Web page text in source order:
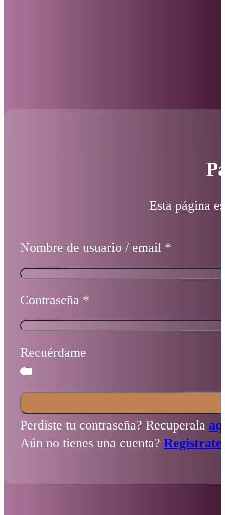
Esta página
Nombre de usuario / email *
Contraseña *
Recuérdame
Perdiste tu contraseña? Recuperala
Aún no tienes una cuenta?